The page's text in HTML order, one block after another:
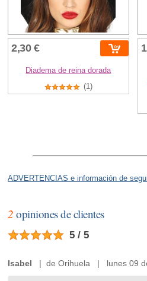
2,30 €
Diadema de reina dorada
(1)
ADVERTENCIAS e información de
2 opiniones de clientes
5 / 5
Isabel | de Orihuela | lunes 09